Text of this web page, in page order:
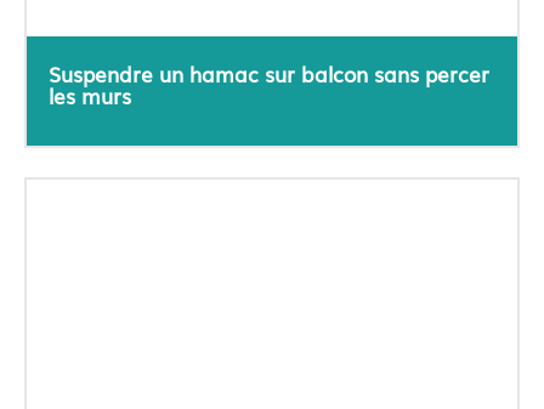
Suspendre un hamac sur balcon sans percer
les murs